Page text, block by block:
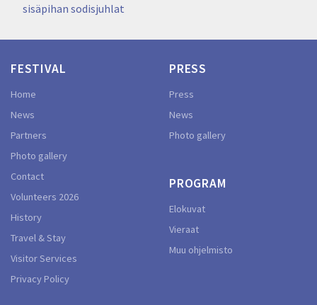
sisäpihan sodisjuhlat
FESTIVAL
Home
News
Partners
Photo gallery
Contact
Volunteers 2026
History
Travel & Stay
Visitor Services
Privacy Policy
PRESS
Press
News
Photo gallery
PROGRAM
Elokuvat
Vieraat
Muu ohjelmisto